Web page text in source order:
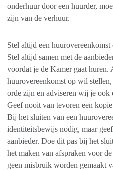
onderhuur door een huurder,
zijn van de verhuur.
Stel altijd een huurovereenkomst
Stel altijd samen met de
voordat je de Kamer gaat huren.
huurovereenkomst op wil
orde zijn en adviseren wij je ook
Geef nooit van tevoren een
Bij het sluiten van een
identiteitsbewijs nodig, maar
aanbieder. Doe dit pas bij het
het maken van afspraken voor
geen misbruik worden gemaakt